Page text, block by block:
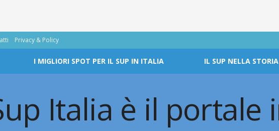
Privacy & Policy
I MIGLIORI SPOT PER IL SUP IN ITALIA IL SUP NELLA STORIA